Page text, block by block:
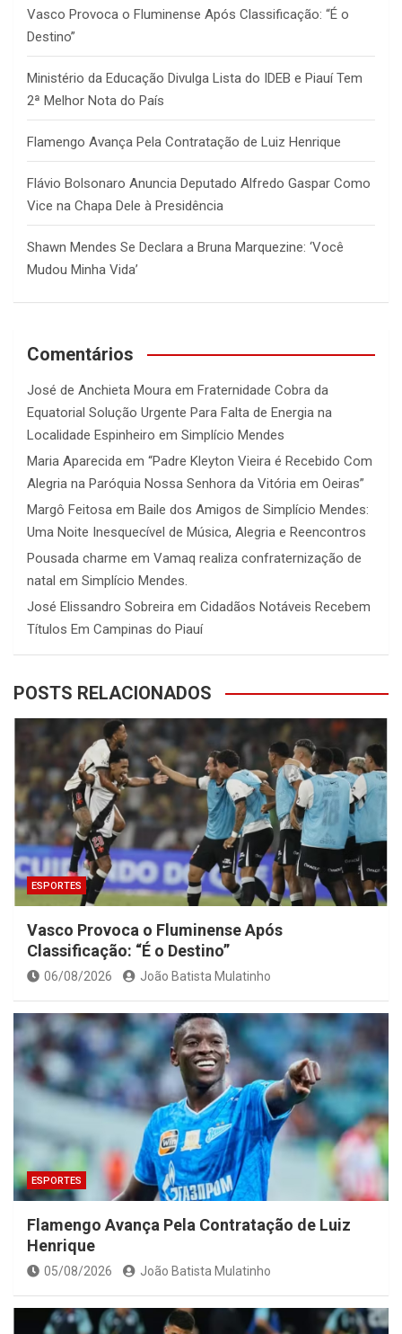
Vasco Provoca o Fluminense Após Classificação: “É o
Destino”
Ministério da Educação Divulga Lista do IDEB e Piauí Tem
2ª Melhor Nota do País
Flamengo Avança Pela Contratação de Luiz Henrique
Flávio Bolsonaro Anuncia Deputado Alfredo Gaspar Como
Vice na Chapa Dele à Presidência
Shawn Mendes Se Declara a Bruna Marquezine: ‘Você
Mudou Minha Vida’
Comentários
José de Anchieta Moura em Fraternidade Cobra da
Equatorial Solução Urgente Para Falta de Energia na
Localidade Espinheiro em Simplício Mendes
Maria Aparecida em “Padre Kleyton Vieira é Recebido Com
Alegria na Paróquia Nossa Senhora da Vitória em Oeiras”
Margô Feitosa em Baile dos Amigos de Simplício Mendes:
Uma Noite Inesquecível de Música, Alegria e Reencontros
Pousada charme em Vamaq realiza confraternização de
natal em Simplício Mendes.
José Elissandro Sobreira em Cidadãos Notáveis Recebem
Títulos Em Campinas do Piauí
POSTS RELACIONADOS
ESPORTES
Vasco Provoca o Fluminense Após
Classificação: “É o Destino”
06/08/2026 João Batista Mulatinho
ESPORTES
Flamengo Avança Pela Contratação de Luiz
Henrique
05/08/2026 João Batista Mulatinho